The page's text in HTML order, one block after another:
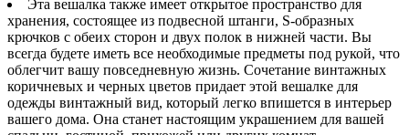
Эта вешалка также имеет открытое пространство для
хранения, состоящее из подвесной штанги, S-образных
крючков с обеих сторон и двух полок в нижней части. Вы
всегда будете иметь все необходимые предметы под рукой, что
облегчит вашу повседневную жизнь. Сочетание винтажных
коричневых и черных цветов придает этой вешалке для
одежды винтажный вид, который легко впишется в интерьер
вашего дома. Она станет настоящим украшением для вашей